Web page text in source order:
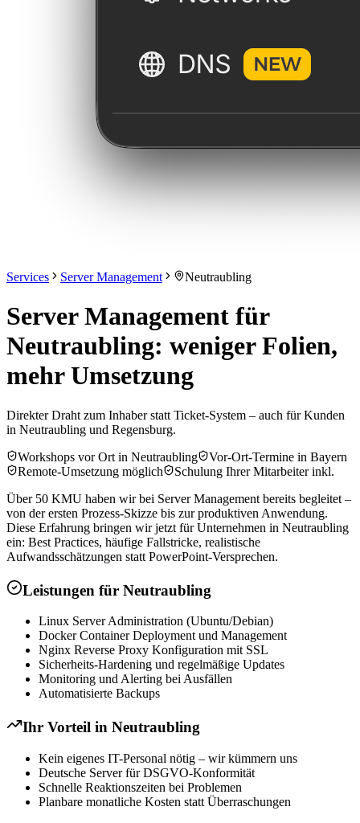
Services Server Management Neutraubling
Server Management für
Neutraubling: weniger Folien,
mehr Umsetzung
Direkter Draht zum Inhaber statt Ticket-System – auch für Kunden
in Neutraubling und Regensburg.
Workshops vor Ort in Neutraubling
Vor-Ort-Termine in Bayern
Remote-Umsetzung möglich
Schulung Ihrer Mitarbeiter inkl.
Über 50 KMU haben wir bei Server Management bereits begleitet –
von der ersten Prozess-Skizze bis zur produktiven Anwendung.
Diese Erfahrung bringen wir jetzt für Unternehmen in Neutraubling
ein: Best Practices, häufige Fallstricke, realistische
Aufwandsschätzungen statt PowerPoint-Versprechen.
Leistungen für Neutraubling
Linux Server Administration (Ubuntu/Debian)
Docker Container Deployment und Management
Nginx Reverse Proxy Konfiguration mit SSL
Sicherheits-Hardening und regelmäßige Updates
Monitoring und Alerting bei Ausfällen
Automatisierte Backups
Ihr Vorteil in Neutraubling
Kein eigenes IT-Personal nötig – wir kümmern uns
Deutsche Server für DSGVO-Konformität
Schnelle Reaktionszeiten bei Problemen
Planbare monatliche Kosten statt Überraschungen